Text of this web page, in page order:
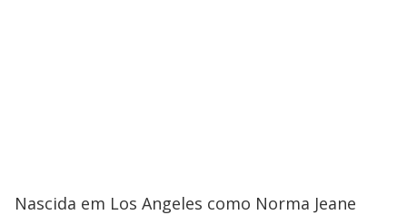
Nascida em Los Angeles como Norma Jeane